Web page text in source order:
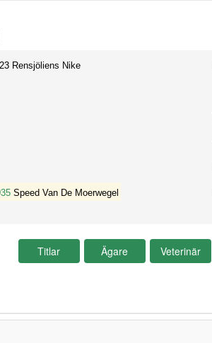
Rensjöliens Nike
Speed Van De Moerwegel